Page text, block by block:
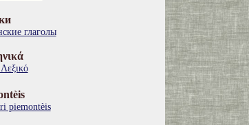
глаголы
piemontèis